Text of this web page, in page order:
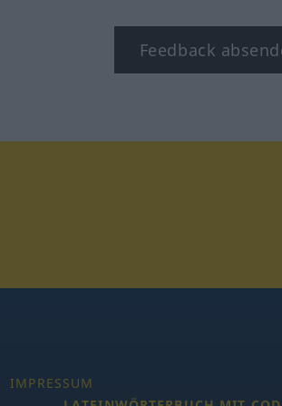
Feedback
IMPRESSUM